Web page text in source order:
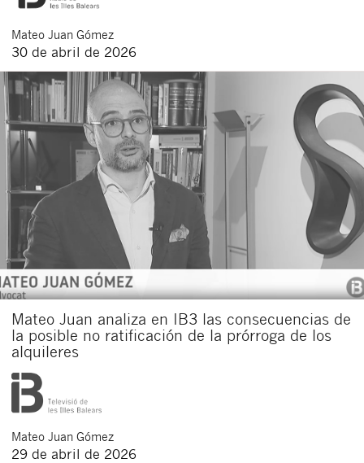
Mateo Juan Gómez
30 de abril de 2026
Mateo Juan analiza en IB3 las consecuencias de
la posible no ratificación de la prórroga de los
alquileres
Mateo Juan Gómez
29 de abril de 2026